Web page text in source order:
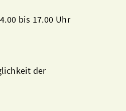
bis 17.00 Uhr
der